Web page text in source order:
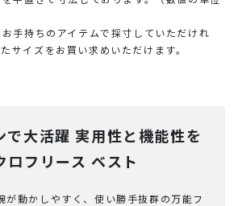
手持ちのアイテムで採寸していただけれ
サイズをお買い求めいただけます。
で大活躍 実用性と機能性を
ロフリース ベスト
が動かしやすく、使い勝手抜群の万能フ